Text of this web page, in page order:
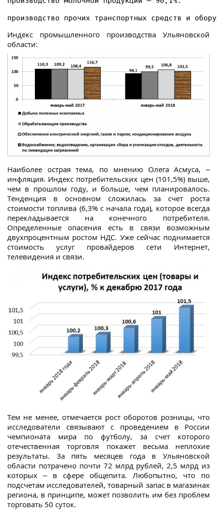
производство прочих транспортных средств и
Индекс промышленного производства Ульяновской
области:
Наиболее острая тема, по мнению Олега Асмуса, –
инфляция. Индекс потребительских цен (101,5%) выше,
чем в прошлом году, и больше, чем планировалось.
Тенденция в основном сложилась за счет роста
стоимости топлива (6,3% с начала года), которое всегда
перекладывается на конечного потребителя.
Определенные опасения есть в связи возможным
двухпроцентным ростом НДС. Уже сейчас поднимается
стоимость услуг провайдеров сети Интернет,
телевидения и связи.
Тем не менее, отмечается рост оборотов розницы, что
исследователи связывают с проведением в России
чемпионата мира по футболу, за счет которого
отечественная торговля покажет весьма неплохие
результаты. За пять месяцев года в Ульяновской
области потрачено почти 72 млрд рублей, 2,5 млрд из
которых – в сфере общепита. Любопытно, что по
подсчетам исследователей, товарный запас в магазинах
региона, в принципе, может позволить им без проблем
торговать 50 суток.